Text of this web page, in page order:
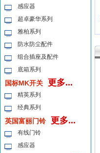
感应器
超卓豪华系列
雅柏系列
防水防尘配件
组合插座及配件
底箱系列
国标MK开关 更多...
精英系列
经典系列
英国富丽门铃 更多...
有线门铃
感应器